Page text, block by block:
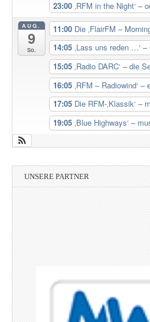
23:00 ‚RFM in the Night‘ –
AUG.
9
So.
11:00 Die ‚FlairFM –
14:05 ‚Lass uns reden …‘
15:05 ‚Radio DARC‘ – die
16:05 ‚RFM – Radiowind‘
17:05 Die RFM-‚Klassik‘ –
19:05 ‚Blue Highways‘ –
UNSERE PARTNER